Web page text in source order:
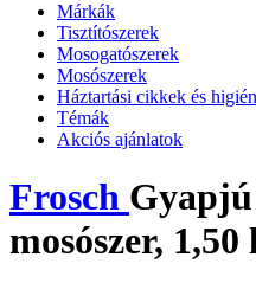
Márkák
Tisztítószerek
Mosogatószerek
Mosószerek
Háztartási cikkek és
Témák
Akciós ajánlatok
Frosch
mosószer, 1,50